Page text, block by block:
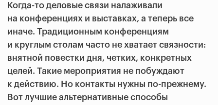
Когда-то деловые связи налаживали
на конференциях и выставках, а теперь все
иначе. Традиционным конференциям
и круглым столам часто не хватает связности:
внятной повестки дня, четких, конкретных
целей. Такие мероприятия не побуждают
к действию. Но контакты нужны по-прежнему.
Вот лучшие альтернативные способы